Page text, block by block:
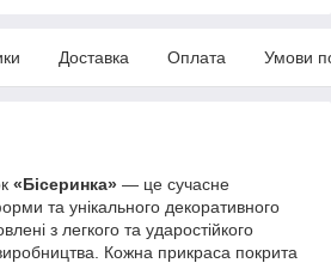
Доставка Оплата Умови
«Бісеринка» — це сучасне
та унікального декоративного
з легкого та ударостійкого
Кожна прикраса покрита